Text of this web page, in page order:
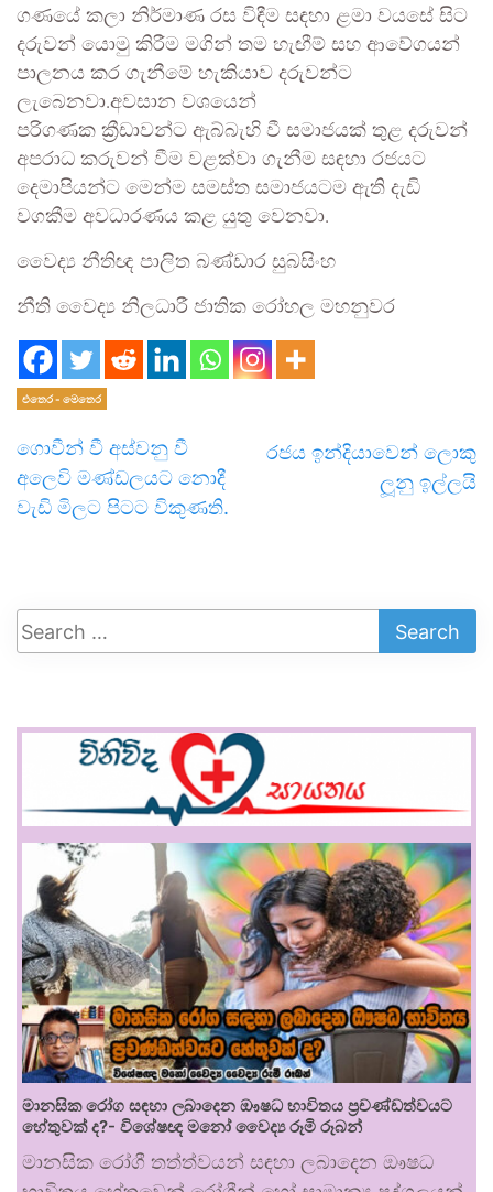
ගණයේ කලා නිර්මාණ රස විඳීම සඳහා ළමා වයසේ සිට
දරුවන් යොමු කිරීම මගින් තම හැඟීම් සහ ආවේගයන්
පාලනය කර ගැනීමේ හැකියාව දරුවන්ට
ලැබෙනවා.අවසාන වශයෙන්
පරිගණක ක්‍රීඩාවන්ට ඇබ්බැහි වී සමාජයක් තුළ දරුවන්
අපරාධ කරුවන් වීම වළක්වා ගැනීම සඳහා රජයට
දෙමාපියන්ට මෙන්ම සමස්ත සමාජයටම ඇති දැඩි
වගකීම අවධාරණය කළ යුතු වෙනවා.
වෛද්‍ය නීතිඥ පාලිත බණ්ඩාර සුබසිංහ
නීති වෛද්‍ය නිලධාරී ජාතික රෝහල මහනුවර
එතෙර - මෙතෙර
ගොවීන් වී අස්වනු වී
අලෙවි මණ්ඩලයට නොදී
වැඩි මිලට පිටට විකුණති.
රජය ඉන්දියාවෙන් ලොකු
ලූනු ඉල්ලයි
මානසික රෝග සඳහා ලබාදෙන ඖෂධ භාවිතය ප්‍රචණ්ඩත්වයට
හේතුවක් ද?- විශේෂඥ මනෝ වෛද්‍ය රූමි රූබන්
මානසික රෝගී තත්ත්වයන් සඳහා ලබාදෙන ඖෂධ